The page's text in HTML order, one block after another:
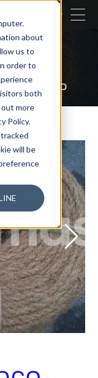
about
us to
order to
both
more
Policy.
will be
CERRAR
de coco